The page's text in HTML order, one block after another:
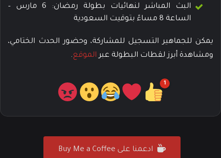
البث المباشر لنهائيات بطولة رمضان: 6 مارس –
الساعة 8 مساءً بتوقيت السعودية
يمكن للجماهير التسجيل للمشاركة، وحضور الحدث الختامي،
ومشاهدة أبرز لقطات البطولة عبر الموقع.
1
ادعمنا على Buy Me a Coffee